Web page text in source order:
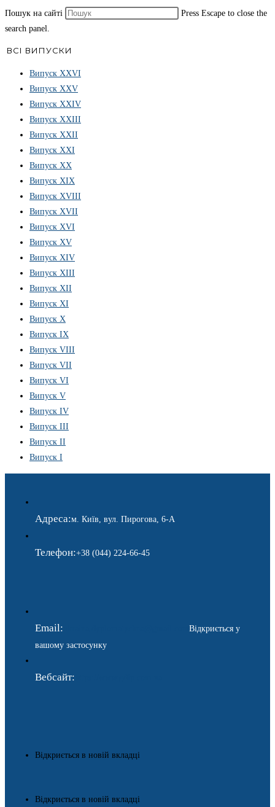
Пошук на сайті
Press Escape to close the
search panel.
ВСІ ВИПУСКИ
Випуск ХХVІ
Випуск XXV
Випуск XXIV
Випуск XXIII
Випуск XXII
Випуск XXI
Випуск XX
Випуск XIX
Випуск XVIII
Випуск XVII
Випуск XVI
Випуск XV
Випуск XIV
Випуск XIII
Випуск XII
Випуск XI
Випуск X
Випуск IX
Випуск VIII
Випуск VII
Випуск VI
Випуск V
Випуск IV
Випуск III
Випуск II
Випуск I
Адреса:м. Київ, вул. Пирогова, 6-А
Телефон:+38 (044) 224-66-45
Email:
Відкриється у
вашому застосунку
Вебсайт:
Відкриється в новій вкладці
Відкриється в новій вкладці